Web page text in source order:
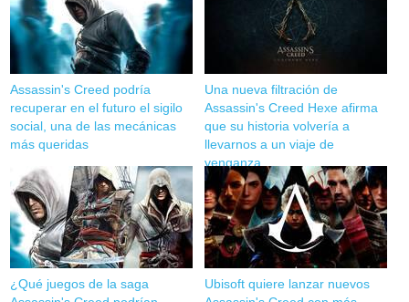
Assassin's Creed podría
recuperar en el futuro el sigilo
social, una de las mecánicas
más queridas
Una nueva filtración de
Assassin's Creed Hexe afirma
que su historia volvería a
llevarnos a un viaje de
venganza
¿Qué juegos de la saga
Ubisoft quiere lanzar nuevos